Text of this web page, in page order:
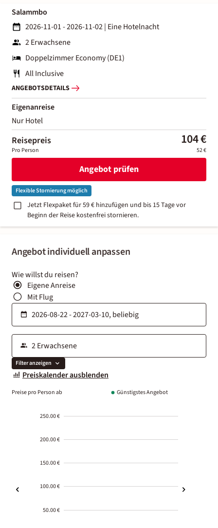
Angebot individuell anpassen
Wie willst du reisen?
Eigene Anreise
Mit Flug
Filter anzeigen
Preiskalender ausblenden
Preise pro Person ab Günstigstes Angebot
250.00 €
200.00 €
150.00 €
100.00 €
50.00 €
Salammbo
2026-11-01 - 2026-11-02| Eine Hotelnacht
2 Erwachsene
Doppelzimmer Economy (DE1)
All Inclusive
ANGEBOTSDETAILS
Eigenanreise
Nur Hotel
Reisepreis 104 €
Pro Person 52 €
Angebot prüfen
Flexible Stornierung möglich
Jetzt Flexpaket für 59 € hinzufügen und bis 15 Tage vor
Beginn der Reise kostenfrei stornieren.